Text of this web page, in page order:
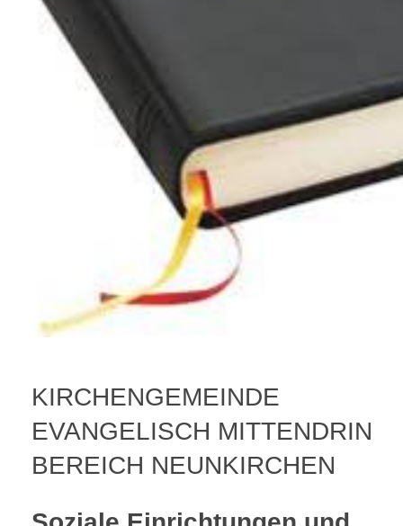
KIRCHENGEMEINDE
EVANGELISCH MITTENDRIN
BEREICH NEUNKIRCHEN